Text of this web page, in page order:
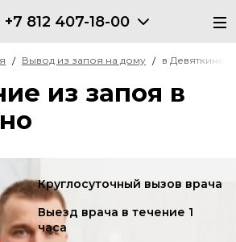
+7 812 407-18-00
Вывод из запоя на дому в Девяткино
из запоя в
Круглосуточный вызов врача
Выезд врача в течение 1
часа